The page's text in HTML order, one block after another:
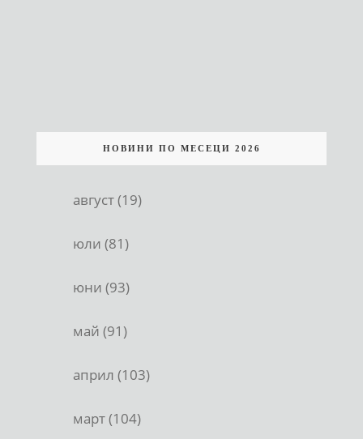
НОВИНИ ПО МЕСЕЦИ 2026
август (19)
юли (81)
юни (93)
май (91)
април (103)
март (104)